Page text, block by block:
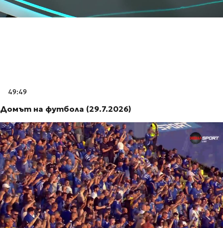
49:49
Домът на футбола (29.7.2026)